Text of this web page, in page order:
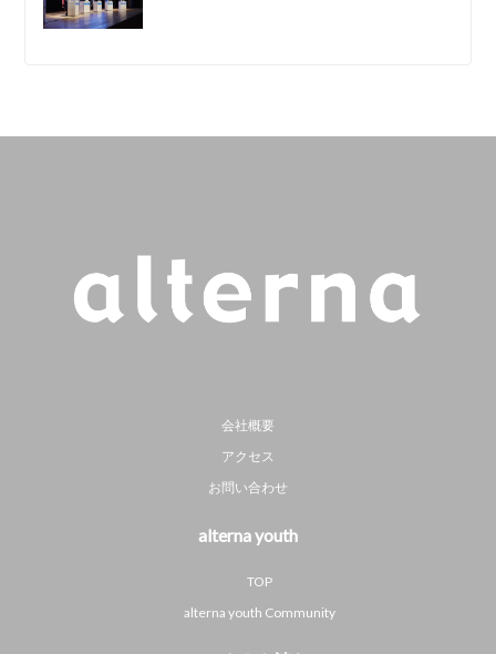
会社概要
アクセス
お問い合わせ
alterna youth
TOP
alterna youth Community